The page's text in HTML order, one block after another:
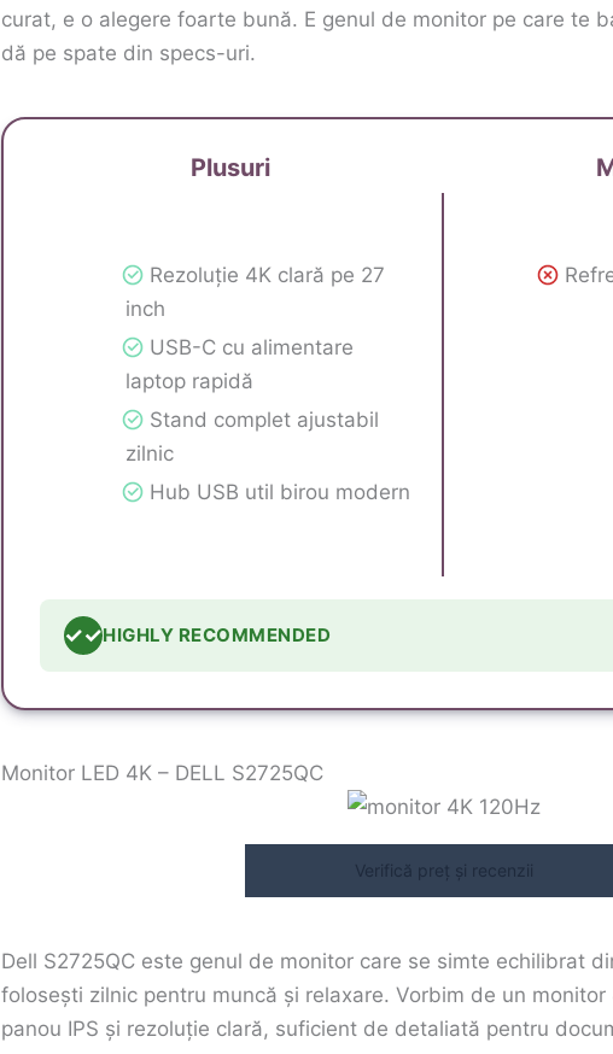
curat, e o alegere foarte bună. E genul de monitor pe care te
dă pe spate din specs-uri.
Plusuri
Rezoluție 4K clară pe 27
inch
USB-C cu alimentare
laptop rapidă
Stand complet ajustabil
zilnic
Hub USB util birou modern
✓✓HIGHLY RECOMMENDED
Monitor LED 4K – DELL S2725QC
Verifică preț și recenzii
Dell S2725QC este genul de monitor care se simte echilibrat
folosești zilnic pentru muncă și relaxare. Vorbim de un
panou IPS și rezoluție clară, suficient de detaliată pentru